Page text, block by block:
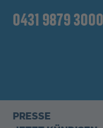
0431 9879 3000
PRESSE